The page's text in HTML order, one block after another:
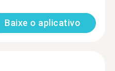
Baixe o aplicativo